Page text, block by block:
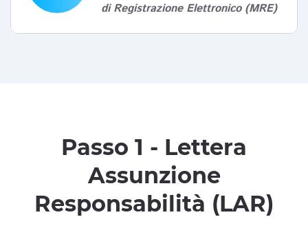
di Registrazione Elettronico (MRE)
Passo 1 - Lettera
Assunzione
Responsabilità (LAR)